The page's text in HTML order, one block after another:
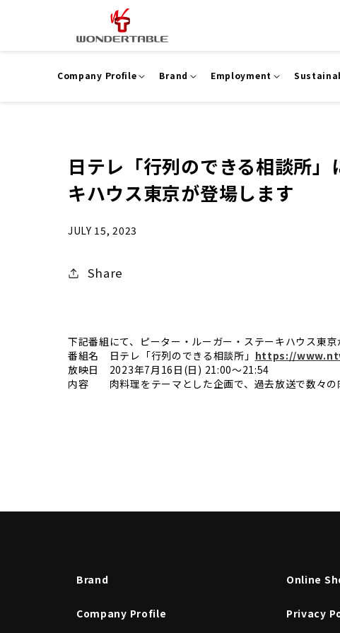
Company Profile Brand Employment
日テレ「行列のできる相談所
キハウス東京が登場します
JULY 15, 2023
Share
下記番組にて、ピーター・ルーガー・ステーキハウス東京
番組名 日テレ「行列のできる相談所」 https://
放映日 2023年7月16日(日) 21:00～21:54
内容 肉料理をテーマとした企画で、 過去放送で数々
Brand
Company Profile
Online
Privacy